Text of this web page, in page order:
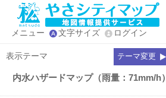
メニュー 文字サイズ ログイン
表示テーマ テーマ変更
内水ハザードマップ（雨量：71mm/h）